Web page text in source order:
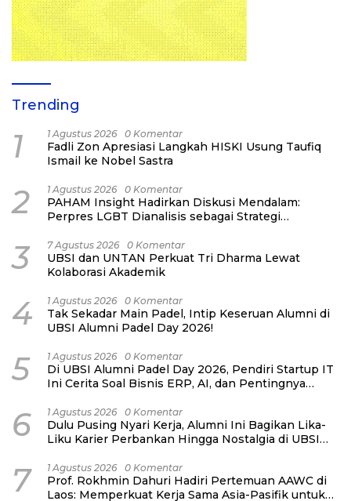
Trending
1 1 Agustus 2026 0 Komentar
Fadli Zon Apresiasi Langkah HISKI Usung Taufiq
Ismail ke Nobel Sastra
2 1 Agustus 2026 0 Komentar
PAHAM Insight Hadirkan Diskusi Mendalam:
Perpres LGBT Dianalisis sebagai Strategi
3 7 Agustus 2026 0 Komentar
UBSI dan UNTAN Perkuat Tri Dharma Lewat
Kolaborasi Akademik
4 1 Agustus 2026 0 Komentar
Tak Sekadar Main Padel, Intip Keseruan Alumni di
UBSI Alumni Padel Day 2026!
5 1 Agustus 2026 0 Komentar
Di UBSI Alumni Padel Day 2026, Pendiri Startup IT
Ini Cerita Soal Bisnis ERP, AI, dan Pentingnya
6 1 Agustus 2026 0 Komentar
Dulu Pusing Nyari Kerja, Alumni Ini Bagikan Lika-
Liku Karier Perbankan Hingga Nostalgia di UBSI
7 1 Agustus 2026 0 Komentar
Prof. Rokhmin Dahuri Hadiri Pertemuan AAWC di
Laos: Memperkuat Kerja Sama Asia-Pasifik untuk